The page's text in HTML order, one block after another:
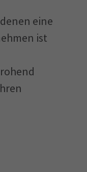
eine
ist